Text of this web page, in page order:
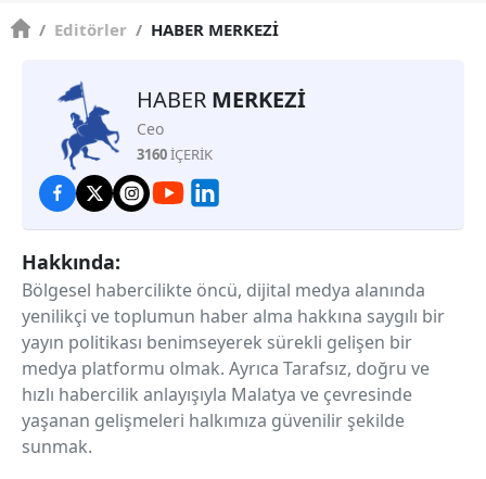
/ Editörler / HABER MERKEZİ
HABER MERKEZİ
Ceo
3160İÇERİK
Hakkında:
Bölgesel habercilikte öncü, dijital medya alanında
yenilikçi ve toplumun haber alma hakkına saygılı bir
yayın politikası benimseyerek sürekli gelişen bir
medya platformu olmak. Ayrıca Tarafsız, doğru ve
hızlı habercilik anlayışıyla Malatya ve çevresinde
yaşanan gelişmeleri halkımıza güvenilir şekilde
sunmak.